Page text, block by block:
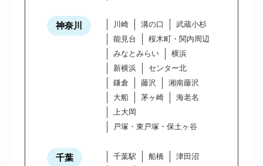
神奈川 川崎 溝の口
武蔵小杉
能見台
桜木町・関内周辺
みなとみらい
横浜
新横浜
センター北
鎌倉
藤沢
湘南藤沢
大船
茅ヶ崎
海老名
上大岡
戸塚・東戸塚・保土ヶ谷
千葉 千葉駅 船橋
津田沼